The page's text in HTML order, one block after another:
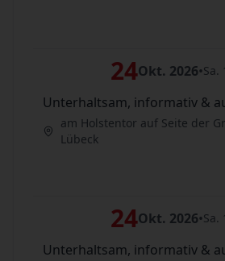
24Okt. 2026•Sa.
Unterhaltsam, informativ &
am Holstentor auf Seite der
Lübeck
24Okt. 2026•Sa.
Unterhaltsam, informativ &